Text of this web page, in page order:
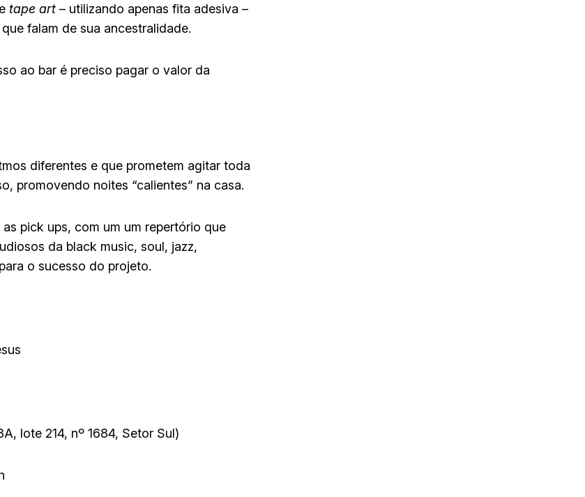
tape art – utilizando apenas fita adesiva –
falam de sua ancestralidade.
ao bar é preciso pagar o valor da
diferentes e que prometem agitar toda
promovendo noites “calientes” na casa.
pick ups, com um um repertório que
da black music, soul, jazz,
o sucesso do projeto.
lote 214, nº 1684, Setor Sul)